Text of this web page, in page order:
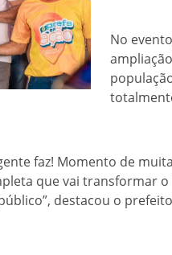
No
faz! Momento de
que vai transformar
destacou o